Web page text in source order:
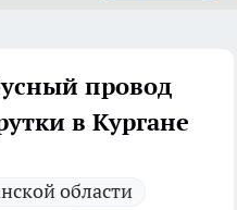
провод
в Кургане
области